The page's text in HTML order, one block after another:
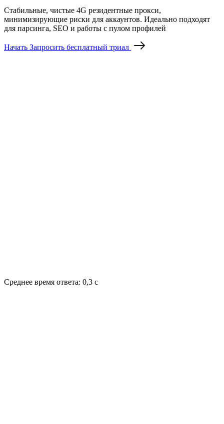
Стабильные, чистые 4G резидентные прокси,
минимизирующие риски для аккаунтов. Идеально подходят
для парсинга, SEO и работы с пулом профилей
Начать Запросить бесплатный триал
Среднее время ответа: 0,3 с